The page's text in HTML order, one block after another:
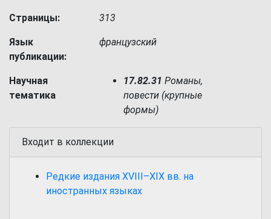
Страницы: 313
Язык
публикации:
французский
Научная
тематика
17.82.31 Романы,
повести (крупные
формы)
Входит в коллекции
Редкие издания XVIII–XIX вв. на
иностранных языках